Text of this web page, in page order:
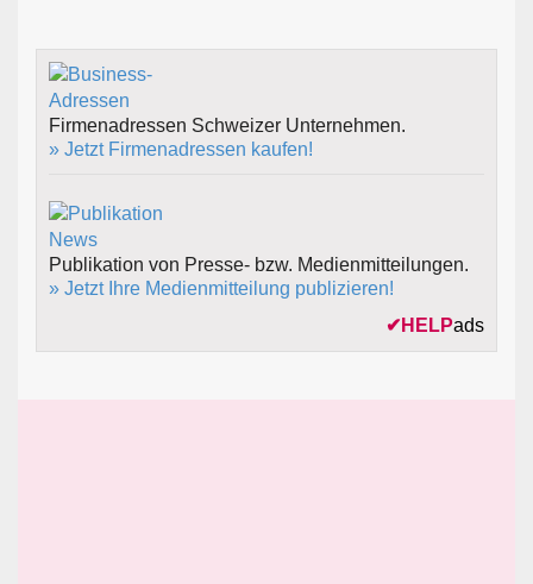
Firmenadressen Schweizer Unternehmen.
» Jetzt Firmenadressen kaufen!
Publikation von Presse- bzw. Medienmitteilungen.
» Jetzt Ihre Medienmitteilung publizieren!
✔ HELPads